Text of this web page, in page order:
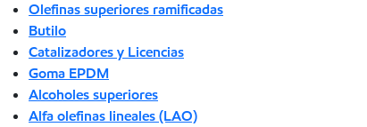
Olefinas superiores ramificadas
Butilo
Catalizadores y Licencias
Goma EPDM
Alcoholes superiores
Alfa olefinas lineales (LAO)